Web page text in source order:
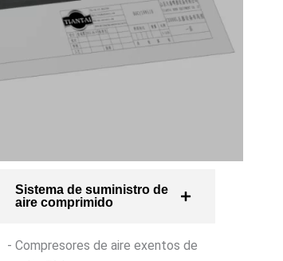
Sistema de suministro de
aire comprimido
- Compresores de aire exentos de